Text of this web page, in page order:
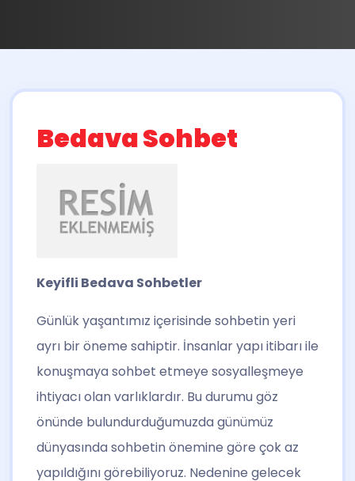
Bedava Sohbet
Keyifli Bedava Sohbetler
Günlük yaşantımız içerisinde sohbetin yeri
ayrı bir öneme sahiptir. İnsanlar yapı itibarı ile
konuşmaya sohbet etmeye sosyalleşmeye
ihtiyacı olan varlıklardır. Bu durumu göz
önünde bulundurduğumuzda günümüz
dünyasında sohbetin önemine göre çok az
yapıldığını görebiliyoruz. Nedenine gelecek